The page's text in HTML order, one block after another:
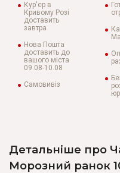
Кур'єр в
Кривому Розі
доставить
завтра
Нова Пошта
доставить до
вашого міста
09.08-10.08
Самовивіз
Детальніше про
Морозний ранок